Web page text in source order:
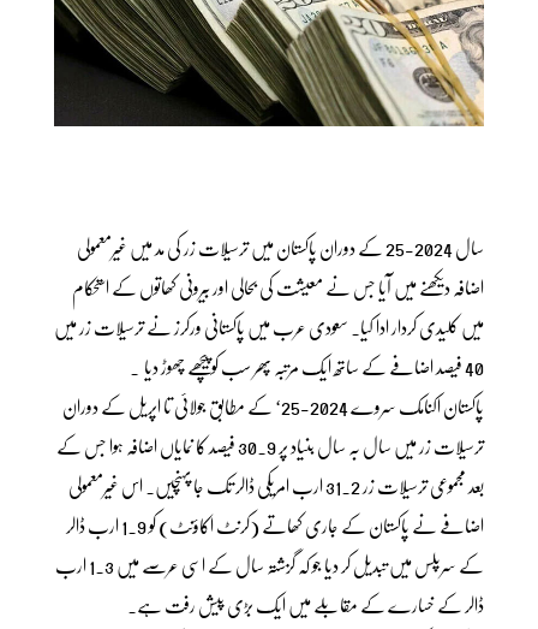
سال 2024-25 کے دوران پاکستان میں ترسیلات زر کی مد میں غیرمعمولی
اضافہ دیکھنے میں آیا جس نے معیشت کی بحالی اور بیرونی کھاتوں کے استحکام
میں کلیدی کردار ادا کیا۔ سعودی عرب میں پاکستانی ورکرز نے ترسیلات زر میں
40 فیصد اضافے کے ساتھ ایک مرتبہ پھر سب کوپیچھے چھوڑ دیا ۔
پاکستان اکنامک سروے 2024-25‘ کے مطابق جولائی تا اپریل کے دوران
ترسیلات زر میں سال بہ سال بنیاد پر 30.9 فیصد کا نمایاں اضافہ ہوا جس کے
بعد مجموعی ترسیلات زر 31.2 ارب امریکی ڈالر تک جا پہنچیں۔ اس غیرمعمولی
اضافے نے پاکستان کے جاری کھاتے (کرنٹ اکاؤنٹ) کو 1.9 ارب ڈالر
کے سرپلس میں تبدیل کر دیا جو کہ گزشتہ سال کے اسی عرصے میں 1.3 ارب
ڈالر کے خسارے کے مقابلے میں ایک بڑی پیش رفت ہے۔